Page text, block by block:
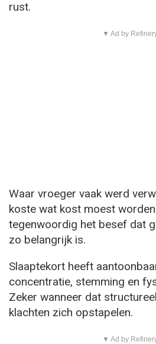
rust.
▼ Ad by
Waar vroeger vaak werd
koste wat kost moest
tegenwoordig het besef dat
zo belangrijk is.
Slaaptekort heeft
concentratie, stemming en
Zeker wanneer dat
klachten zich opstapelen.
▼ Ad by